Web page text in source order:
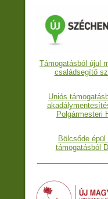
Támogatásból újul
családsegítő
Uniós
Polgármesteri
Bölcsőde épül
támogatásból